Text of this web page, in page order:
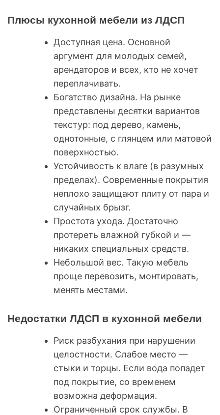
Плюсы кухонной мебели из ЛДСП
Доступная цена. Основной
аргумент для молодых семей,
арендаторов и всех, кто не хочет
переплачивать.
Богатство дизайна. На рынке
представлены десятки вариантов
текстур: под дерево, камень,
однотонные, с глянцем или матовой
поверхностью.
Устойчивость к влаге (в разумных
пределах). Современные покрытия
неплохо защищают плиту от пара и
случайных брызг.
Простота ухода. Достаточно
протереть влажной губкой и —
никаких специальных средств.
Небольшой вес. Такую мебель
проще перевозить, монтировать,
менять местами.
Недостатки ЛДСП в кухонной мебели
Риск разбухания при нарушении
целостности. Слабое место —
стыки и торцы. Если вода попадет
под покрытие, со временем
возможна деформация.
Ограниченный срок службы. В